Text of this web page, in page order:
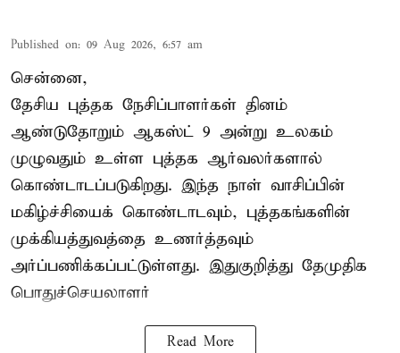
Published on: 09 Aug 2026, 6:57 am
சென்னை,
தேசிய புத்தக நேசிப்பாளர்கள் தினம்
ஆண்டுதோறும் ஆகஸ்ட் 9 அன்று உலகம்
முழுவதும் உள்ள புத்தக ஆர்வலர்களால்
கொண்டாடப்படுகிறது. இந்த நாள் வாசிப்பின்
மகிழ்ச்சியைக் கொண்டாடவும், புத்தகங்களின்
முக்கியத்துவத்தை உணர்த்தவும்
அர்ப்பணிக்கப்பட்டுள்ளது. இதுகுறித்து தேமுதிக
பொதுச்செயலாளர்
Read More